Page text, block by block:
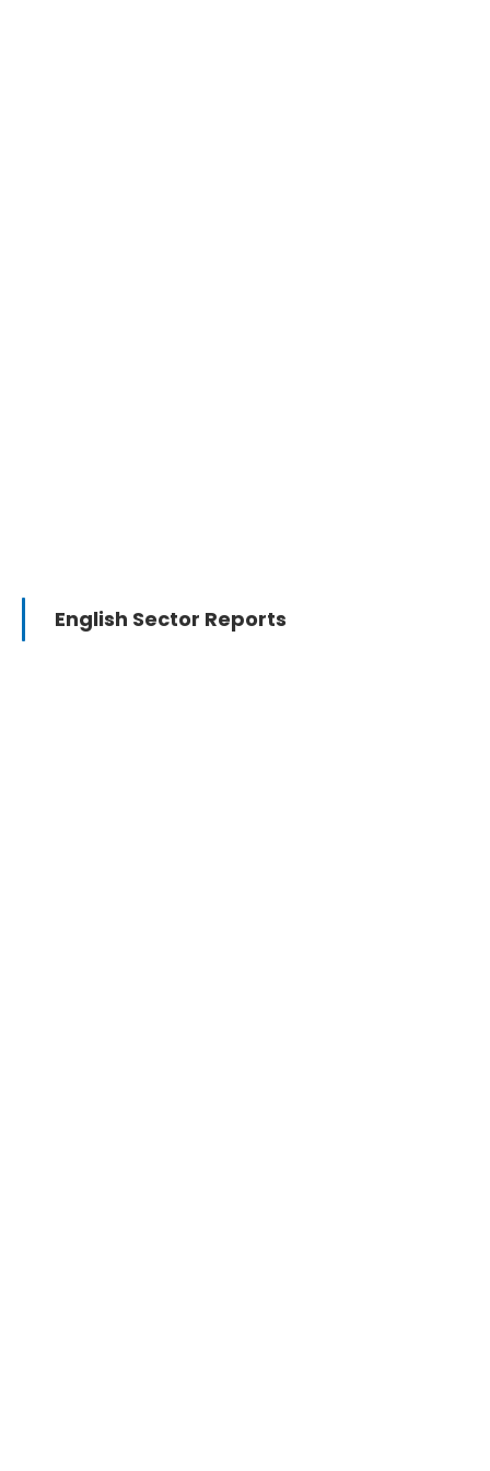
English Sector Reports